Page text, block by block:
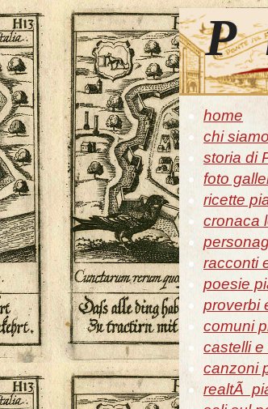
home
chi siamo
storia di
foto
ricette
cronaca
racconti
poesie
proverbi
comuni
castelli e
canzoni
realtÃ